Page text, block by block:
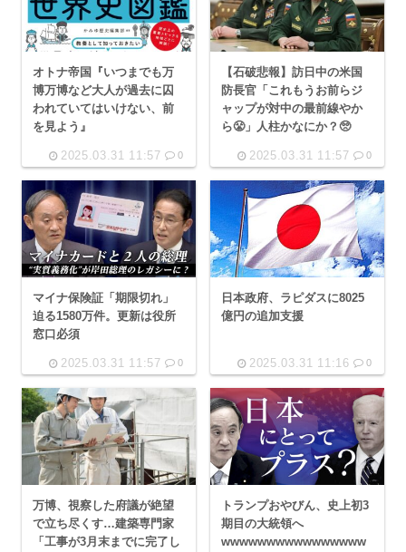
オトナ帝国『いつまでも万
博万博など大人が過去に囚
われていてはいけない、前
を見よう』
2025.03.31 11:57 0
【石破悲報】訪日中の米国
防長官「これもうお前らジ
ャップが対中の最前線やか
ら😤」人柱かなにか？🥺
2025.03.31 11:57 0
マイナ保険証「期限切れ」
迫る1580万件。更新は役所
窓口必須
2025.03.31 11:57 0
日本政府、ラピダスに8025
億円の追加支援
2025.03.31 11:16 0
万博、視察した府議が絶望
で立ち尽くす…建築専門家
「工事が3月末までに完了し
トランプおやびん、史上初3
期目の大統領へ
wwwwwwwwwwwwwwww